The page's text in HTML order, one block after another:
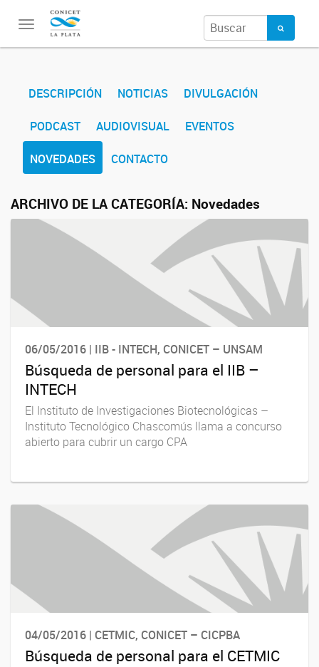
Toggle
navigation
DESCRIPCIÓN NOTICIAS DIVULGACIÓN
PODCAST AUDIOVISUAL EVENTOS
NOVEDADES CONTACTO
ARCHIVO DE LA CATEGORÍA: Novedades
06/05/2016 | IIB - INTECH, CONICET – UNSAM
Búsqueda de personal para el IIB –
INTECH
El Instituto de Investigaciones Biotecnológicas –
Instituto Tecnológico Chascomús llama a concurso
abierto para cubrir un cargo CPA
04/05/2016 | CETMIC, CONICET – CICPBA
Búsqueda de personal para el CETMIC